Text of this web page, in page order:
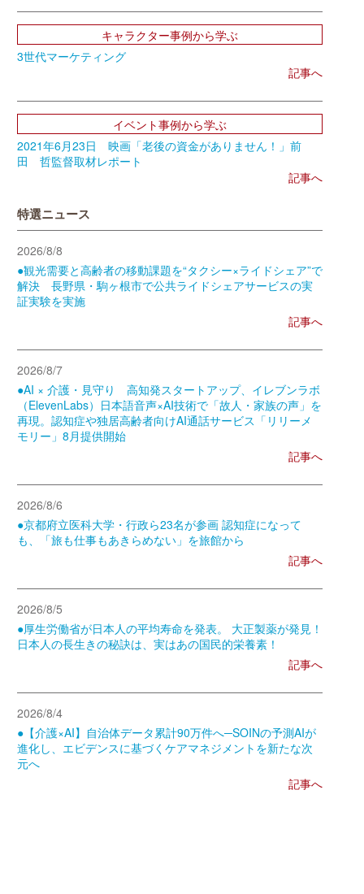
キャラクター事例から学ぶ
3世代マーケティング
記事へ
イベント事例から学ぶ
2021年6月23日 映画「老後の資金がありません！」前
田 哲監督取材レポート
記事へ
特選ニュース
2026/8/8
●観光需要と高齢者の移動課題を“タクシー×ライドシェア”で
解決 長野県・駒ヶ根市で公共ライドシェアサービスの実
証実験を実施
記事へ
2026/8/7
●AI × 介護・見守り 高知発スタートアップ、イレブンラボ
（ElevenLabs）日本語音声×AI技術で「故人・家族の声」を
再現。認知症や独居高齢者向けAI通話サービス「リリーメ
モリー」8月提供開始
記事へ
2026/8/6
●京都府立医科大学・行政ら23名が参画 認知症になって
も、「旅も仕事もあきらめない」を旅館から
記事へ
2026/8/5
●厚生労働省が日本人の平均寿命を発表。 大正製薬が発見！
日本人の長生きの秘訣は、実はあの国民的栄養素！
記事へ
2026/8/4
●【介護×AI】自治体データ累計90万件へ─SOINの予測AIが
進化し、エビデンスに基づくケアマネジメントを新たな次
元へ
記事へ